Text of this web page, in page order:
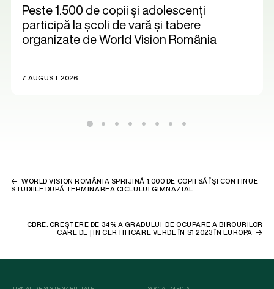
Peste 1.500 de copii și adolescenți
participă la școli de vară și tabere
organizate de World Vision România
7 AUGUST 2026
WORLD VISION ROMÂNIA SPRIJINĂ 1.000 DE COPII SĂ ÎȘI CONTINUE
STUDIILE DUPĂ TERMINAREA CICLULUI GIMNAZIAL
CBRE: CREȘTERE DE 34% A GRADULUI DE OCUPARE A BIROURILOR
CARE DEȚIN CERTIFICARE VERDE ÎN S1 2023 ÎN EUROPA